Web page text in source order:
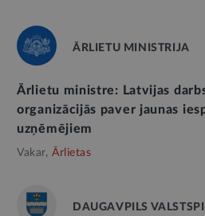
ĀRLIETU MINISTRIJA
Ārlietu ministre: Latvijas
organizācijās paver jaunas
uzņēmējiem
Vakar, Ārlietas
DAUGAVPILS